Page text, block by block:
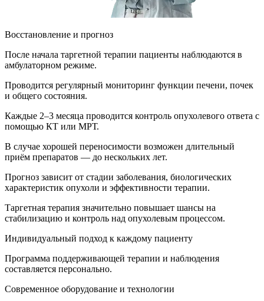
Восстановление и прогноз
После начала таргетной терапии пациенты наблюдаются в
амбулаторном режиме.
Проводится регулярный мониторинг функции печени, почек
и общего состояния.
Каждые 2–3 месяца проводится контроль опухолевого ответа с
помощью КТ или МРТ.
В случае хорошей переносимости возможен длительный
приём препаратов — до нескольких лет.
Прогноз зависит от стадии заболевания, биологических
характеристик опухоли и эффективности терапии.
Таргетная терапия значительно повышает шансы на
стабилизацию и контроль над опухолевым процессом.
Индивидуальный подход к каждому пациенту
Программа поддерживающей терапии и наблюдения
составляется персонально.
Современное оборудование и технологии